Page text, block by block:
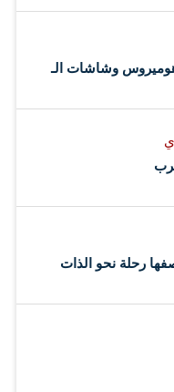
هوميروس وشاشات الـ
رحلة نحو الذات